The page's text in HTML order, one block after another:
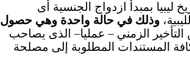
ليبيا بمبدأ ازدواج الجنسية أى
وذلك في حالة واحدة وهي حصول
الزمني – عمليا– الذى يصاحب
المستندات المطلوبة إلى مصلحة